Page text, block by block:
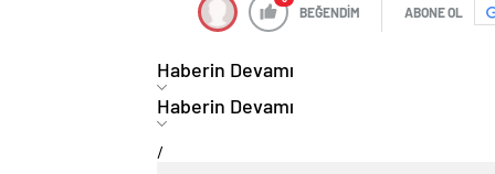
BEĞENDİM ABONE OL
Haberin Devamı
Haberin Devamı
/